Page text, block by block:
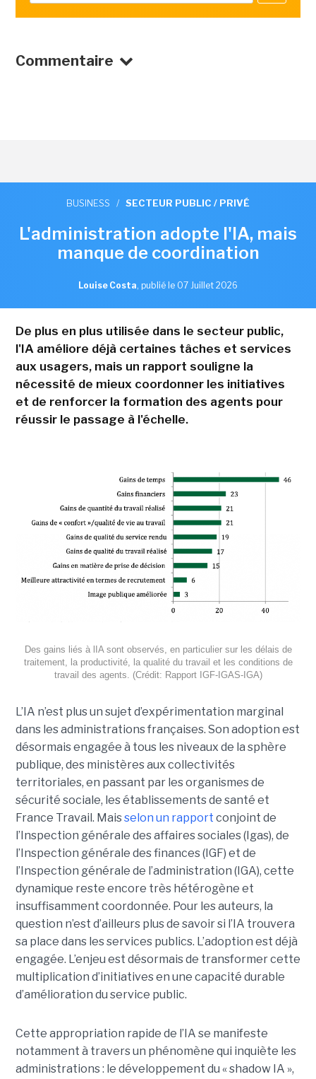
Commentaire
BUSINESS / SECTEUR PUBLIC / PRIVÉ
L'administration adopte l'IA, mais
manque de coordination
Louise Costa, publié le 07 Juillet 2026
De plus en plus utilisée dans le secteur public,
l'IA améliore déjà certaines tâches et services
aux usagers, mais un rapport souligne la
nécessité de mieux coordonner les initiatives
et de renforcer la formation des agents pour
réussir le passage à l'échelle.
Des gains liés à lIA sont observés, en particulier sur les délais de
traitement, la productivité, la qualité du travail et les conditions de
travail des agents. (Crédit: Rapport IGF-IGAS-IGA)
L’IA n’est plus un sujet d’expérimentation marginal
dans les administrations françaises. Son adoption est
désormais engagée à tous les niveaux de la sphère
publique, des ministères aux collectivités
territoriales, en passant par les organismes de
sécurité sociale, les établissements de santé et
France Travail. Maisselon un rapport conjoint de
l’Inspection générale des affaires sociales (Igas), de
l’Inspection générale des finances (IGF) et de
l’Inspection générale de l’administration (IGA), cette
dynamique reste encore très hétérogène et
insuffisamment coordonnée. Pour les auteurs, la
question n’est d’ailleurs plus de savoir si l’IA trouvera
sa place dans les services publics. L’adoption est déjà
engagée. L’enjeu est désormais de transformer cette
multiplication d’initiatives en une capacité durable
d’amélioration du service public.
Cette appropriation rapide de l’IA se manifeste
notamment à travers un phénomène qui inquiète les
administrations : le développement du « shadow IA »,